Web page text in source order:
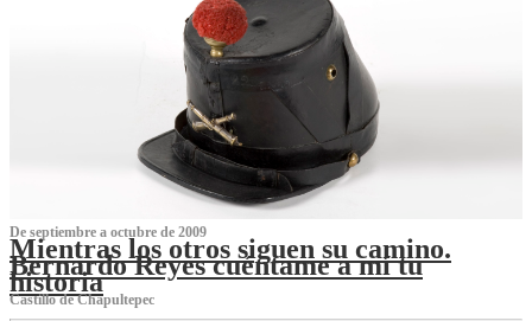
De septiembre a octubre de 2009
Mientras los otros siguen su camino.
Bernardo Reyes cuéntame a mí tu
historia
Castillo de Chapultepec